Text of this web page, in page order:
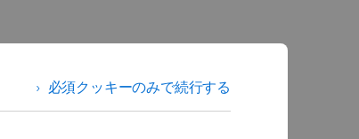
必須クッキーのみで続行する